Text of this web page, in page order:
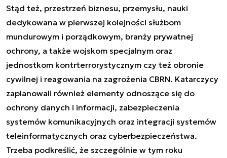
Stąd też, przestrzeń biznesu, przemysłu, nauki
dedykowana w pierwszej kolejności służbom
mundurowym i porządkowym, branży prywatnej
ochrony, a także wojskom specjalnym oraz
jednostkom kontrterrorystycznym czy też obronie
cywilnej i reagowania na zagrożenia CBRN. Katarczycy
zaplanowali również elementy odnoszące się do
ochrony danych i informacji, zabezpieczenia
systemów komunikacyjnych oraz integracji systemów
teleinformatycznych oraz cyberbezpieczeństwa.
Trzeba podkreślić, że szczególnie w tym roku